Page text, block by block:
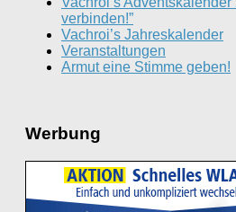
verbinden!”
Vachroi’s Jahreskalender
Veranstaltungen
Armut eine Stimme geben!
Werbung